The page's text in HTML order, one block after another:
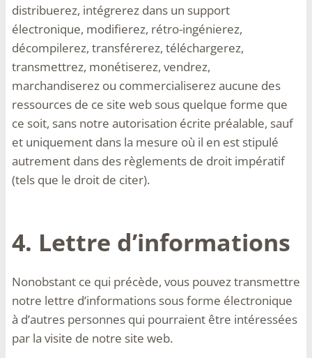
distribuerez, intégrerez dans un support
électronique, modifierez, rétro-ingénierez,
décompilerez, transférerez, téléchargerez,
transmettrez, monétiserez, vendrez,
marchandiserez ou commercialiserez aucune des
ressources de ce site web sous quelque forme que
ce soit, sans notre autorisation écrite préalable, sauf
et uniquement dans la mesure où il en est stipulé
autrement dans des règlements de droit impératif
(tels que le droit de citer).
4. Lettre d’informations
Nonobstant ce qui précède, vous pouvez transmettre
notre lettre d’informations sous forme électronique
à d’autres personnes qui pourraient être intéressées
par la visite de notre site web.